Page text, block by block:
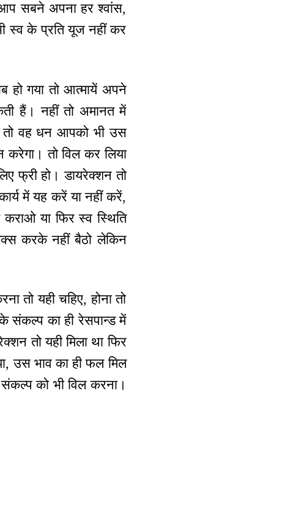
सबने अपना हर श्वांस,
स्व के प्रति यूज नहीं कर
हो गया तो आत्मायें अपने
हैं। नहीं तो अमानत में
तो वह धन आपको भी उस
तो विल कर लिया
फ्री हो। डायरेक्शन तो
में यह करें या नहीं करें,
या फिर स्व स्थिति
करके नहीं बैठो लेकिन
तो यही चहिए, होना तो
संकल्प का ही रेसपान्ड में
तो यही मिला था फिर
उस भाव का ही फल मिल
को भी विल करना।